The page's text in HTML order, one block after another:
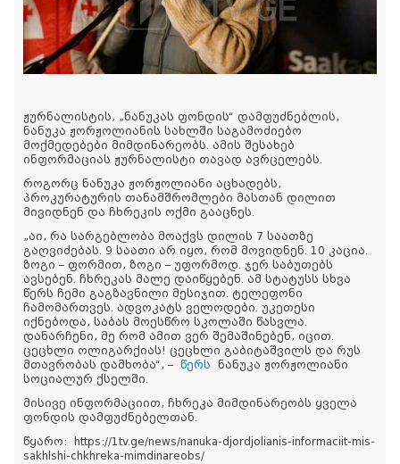
ჟურნალისტის, „ნანუკას ფონდის“ დამფუძნებლის,
ნანუკა ჟორჟოლიანის სახლში საგამოძიებო
მოქმედებები მიმდინარეობს. ამის შესახებ
ინფორმაციას ჟურნალისტი თავად ავრცელებს.
როგორც ნანუკა ჟორჟოლიანი აცხადებს,
პროკურატურის თანამშრომლები მასთან დილით
მივიდნენ და ჩხრეკის ოქმი გააცნეს.
„აი, რა სარგებლობა მოაქვს დილის 7 საათზე
გაღვიძებას. 9 საათი არ იყო, რომ მოვიდნენ. 10 კაცია.
ზოგი – ფორმით, ზოგი – უფორმოდ. ჯერ საბუთებს
ავსებენ. ჩხრეკას მალე დაიწყებენ. ამ სტატუსს სხვა
წერს ჩემი გაგზავნილი მესიჯით. ტელეფონი
ჩამომართვეს. ადვოკატს ველოდები. უკეთესი
იქნებოდა, საბას მოესწრო სკოლაში წასვლა.
დანარჩენი, მე რომ ამით ვერ შემაშინებენ, იცით.
ცეცხლი ოლიგარქიას! ცეცხლი გაბიტაშვილს და რუს
მთავრობას დამხობა“, – წერს ნანუკა ჟორჟოლიანი
სოციალურ ქსელში.
მისივე ინფორმაციით, ჩხრეკა მიმდინარეობს ყველა
ფონდის დამფუძნებელთან.
წყარო: https://1tv.ge/news/nanuka-djordjolianis-informaciit-mis-
sakhlshi-chkhreka-mimdinareobs/